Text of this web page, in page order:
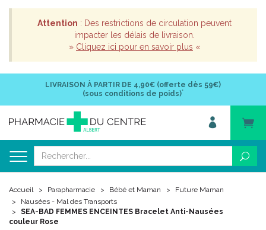
Attention : Des restrictions de circulation peuvent
impacter les délais de livraison.
» Cliquez ici pour en savoir plus «
LIVRAISON À PARTIR DE 4,90€ (offerte dès 59€)
(sous conditions de poids)*
Accueil Parapharmacie Bébé et Maman
Future Maman
Nausées - Mal des Transports
SEA-BAD FEMMES ENCEINTES Bracelet Anti-Nausées
couleur Rose